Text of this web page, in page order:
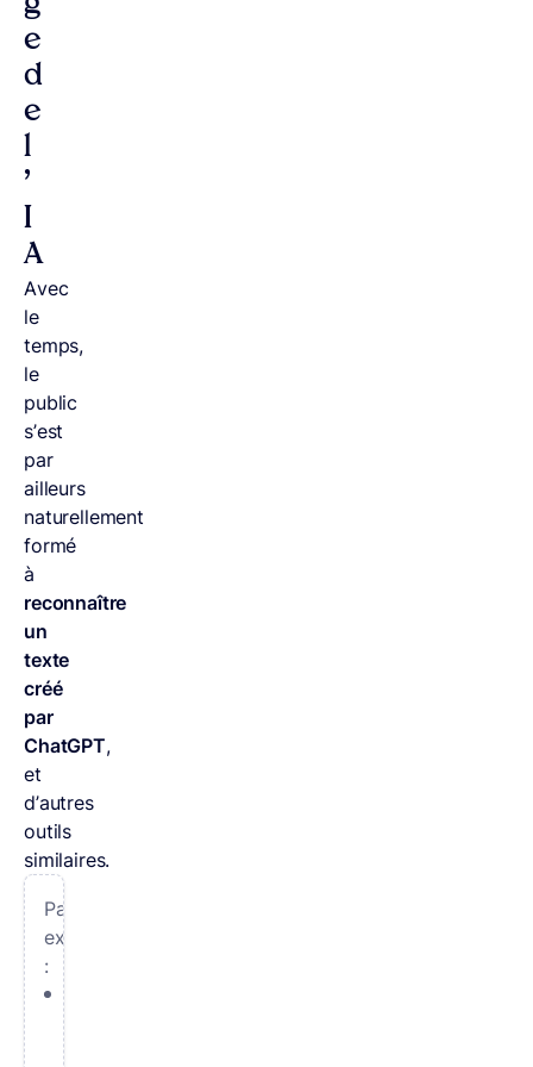
e
d
e
l
’
I
A
Avec
le
temps,
le
public
s’est
par
ailleurs
naturellement
formé
à
reconnaître
un
texte
créé
par
ChatGPT,
et
d’autres
outils
similaires.
Par
exemple
: